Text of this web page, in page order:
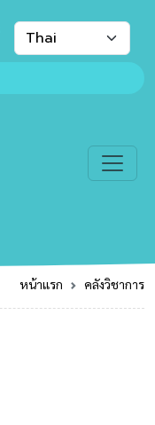
หน้าแรก คลังวิชาการ